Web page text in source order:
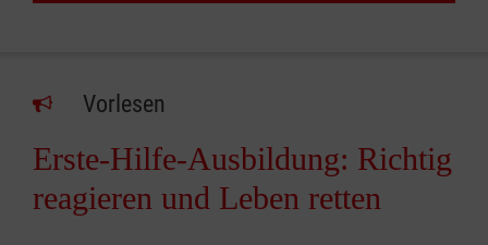
Vorlesen
Erste-Hilfe-Ausbildung: Richtig
reagieren und Leben retten